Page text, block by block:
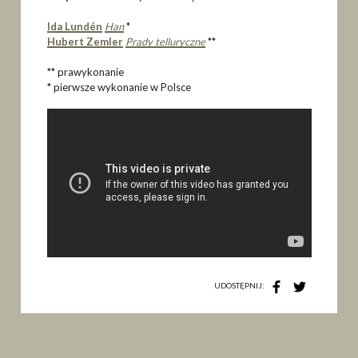
Ida Lundén Han *
Hubert Zemler Prądy telluryczne **
** prawykonanie
* pierwsze wykonanie w Polsce
UDOSTĘPNIJ: